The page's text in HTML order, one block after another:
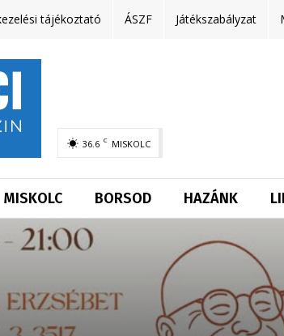
tájékoztató ÁSZF Játékszabályzat
36.6 C MISKOLC
MISKOLC BORSOD HAZÁNK